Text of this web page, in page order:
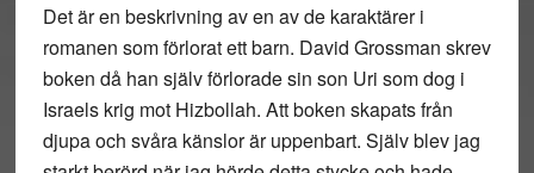
Det är en beskrivning av en av de karaktärer i
romanen som förlorat ett barn. David Grossman skrev
boken då han själv förlorade sin son Uri som dog i
Israels krig mot Hizbollah. Att boken skapats från
djupa och svåra känslor är uppenbart. Själv blev jag